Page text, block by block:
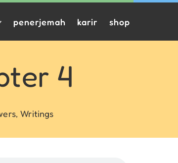
penerjemah karir shop
4
Writings